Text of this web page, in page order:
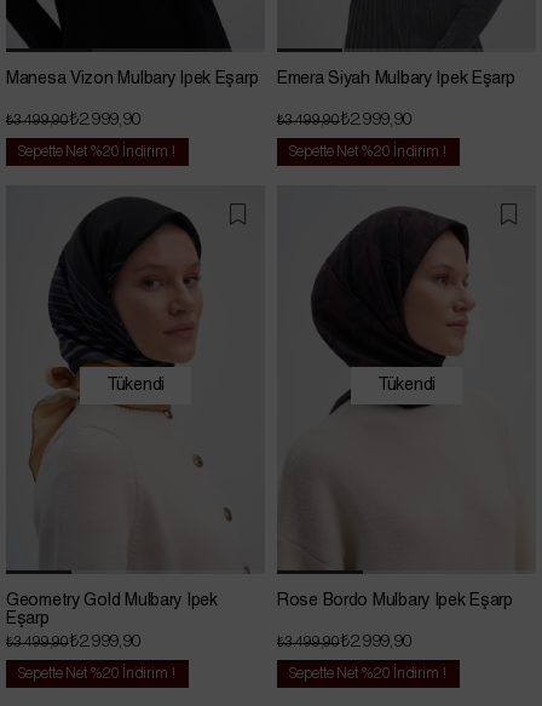
Manesa Vizon Mulbary İpek Eşarp
₺2.999,90
₺3.499,90
Sepette Net %20 İndirim !
Emera Siyah Mulbary İpek Eşarp
₺2.999,90
₺3.499,90
Sepette Net %20 İndirim !
Tükendi
Geometry Gold Mulbary İpek
Eşarp
₺2.999,90
₺3.499,90
Sepette Net %20 İndirim !
Tükendi
Rose Bordo Mulbary İpek Eşarp
₺2.999,90
₺3.499,90
Sepette Net %20 İndirim !